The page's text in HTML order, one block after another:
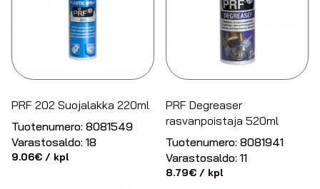
PRF 202 Suojalakka 220ml
Tuotenumero: 8081549
Varastosaldo: 18
9.06€ / kpl
PRF Degreaser
rasvanpoistaja 520ml
Tuotenumero: 8081941
Varastosaldo: 11
8.79€ / kpl